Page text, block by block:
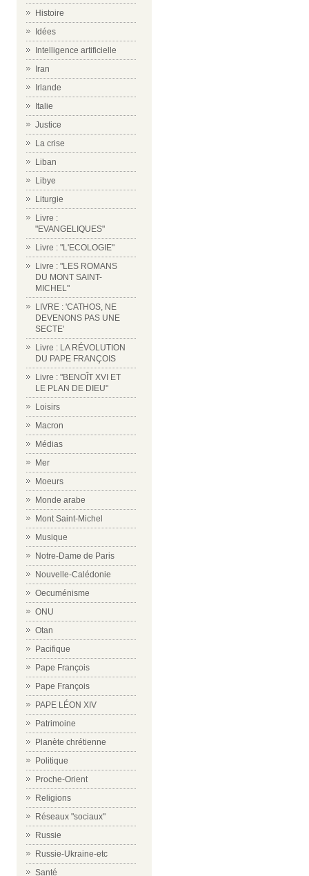
Histoire
Idées
Intelligence artificielle
Iran
Irlande
Italie
Justice
La crise
Liban
Libye
Liturgie
Livre :
"EVANGELIQUES"
Livre : "L'ECOLOGIE"
Livre : "LES ROMANS
DU MONT SAINT-
MICHEL"
LIVRE : 'CATHOS, NE
DEVENONS PAS UNE
SECTE'
Livre : LA RÉVOLUTION
DU PAPE FRANÇOIS
Livre : "BENOÎT XVI ET
LE PLAN DE DIEU"
Loisirs
Macron
Médias
Mer
Moeurs
Monde arabe
Mont Saint-Michel
Musique
Notre-Dame de Paris
Nouvelle-Calédonie
Oecuménisme
ONU
Otan
Pacifique
Pape François
Pape François
PAPE LÉON XIV
Patrimoine
Planète chrétienne
Politique
Proche-Orient
Religions
Réseaux "sociaux"
Russie
Russie-Ukraine-etc
Santé